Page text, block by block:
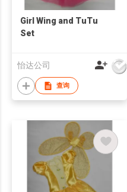
Girl Wing and TuTu
Set
怡达公司
查询